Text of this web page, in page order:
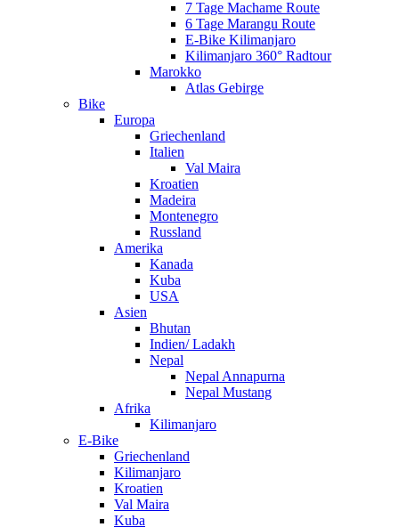
7 Tage Machame Route
6 Tage Marangu Route
E-Bike Kilimanjaro
Kilimanjaro 360° Radtour
Marokko
Atlas Gebirge
Bike
Europa
Griechenland
Italien
Val Maira
Kroatien
Madeira
Montenegro
Russland
Amerika
Kanada
Kuba
USA
Asien
Bhutan
Indien/ Ladakh
Nepal
Nepal Annapurna
Nepal Mustang
Afrika
Kilimanjaro
E-Bike
Griechenland
Kilimanjaro
Kroatien
Val Maira
Kuba